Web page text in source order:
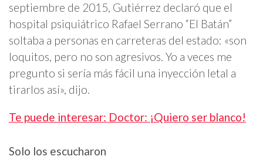
septiembre de 2015, Gutiérrez declaró que el
hospital psiquiátrico Rafael Serrano “El Batán”
soltaba a personas en carreteras del estado: «son
loquitos, pero no son agresivos. Yo a veces me
pregunto si sería más fácil una inyección letal a
tirarlos así», dijo.
Te puede interesar: Doctor: ¡Quiero ser blanco!
Solo los escucharon